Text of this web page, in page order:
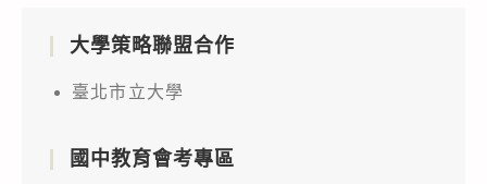
大學策略聯盟合作
臺北市立大學
國中教育會考專區